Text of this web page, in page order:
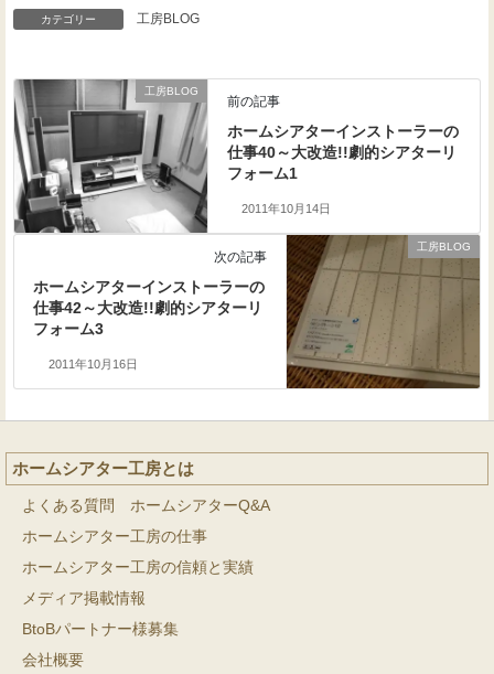
カテゴリー 工房BLOG
工房BLOG
前の記事
ホームシアターインストーラーの
仕事40～大改造!!劇的シアターリ
フォーム1
2011年10月14日
工房BLOG
次の記事
ホームシアターインストーラーの
仕事42～大改造!!劇的シアターリ
フォーム3
2011年10月16日
ホームシアター工房とは
よくある質問 ホームシアターQ&A
ホームシアター工房の仕事
ホームシアター工房の信頼と実績
メディア掲載情報
BtoBパートナー様募集
会社概要